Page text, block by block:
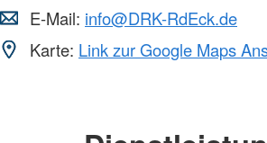
E-Mail: info@DRK-RdEck.de
Karte: Link zur Google Maps